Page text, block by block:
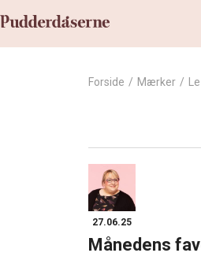
Forside / Mærker /
27.06.25
Månedens